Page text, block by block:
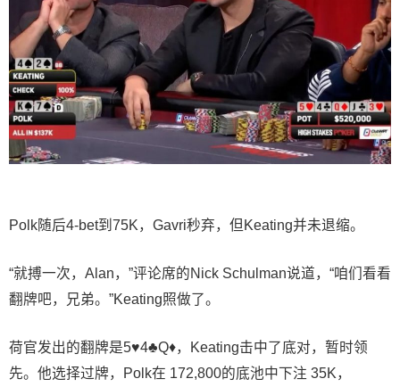
Polk随后4-bet到75K，Gavri秒弃，但Keating并未退缩。
“就搏一次，Alan，”评论席的Nick Schulman说道，“咱们看看
翻牌吧，兄弟。”Keating照做了。
荷官发出的翻牌是5♥4♣Q♦，Keating击中了底对，暂时领
先。他选择过牌，Polk在 172,800的底池中下注 35K，